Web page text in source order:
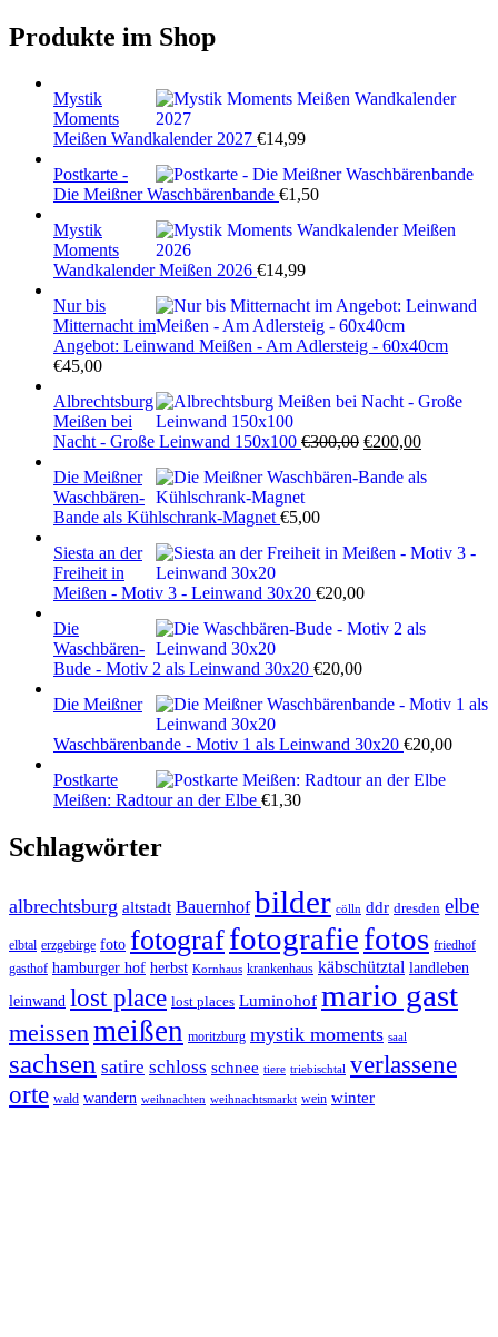
Produkte im Shop
Mystik
Moments
Meißen Wandkalender 2027 €14,99
Postkarte -
Die Meißner Waschbärenbande €1,50
Mystik
Moments
Wandkalender Meißen 2026 €14,99
Nur bis
Mitternacht im
Angebot: Leinwand Meißen - Am Adlersteig - 60x40cm
€45,00
Albrechtsburg
Meißen bei
Nacht - Große Leinwand 150x100 €300,00 Ursprünglicher
war:
€200,00Aktueller
ist:
Die Meißner
Waschbären-
Bande als Kühlschrank-Magnet €5,00
Siesta an der
Freiheit in
Meißen - Motiv 3 - Leinwand 30x20 €20,00
Die
Waschbären-
Bude - Motiv 2 als Leinwand 30x20 €20,00
Die Meißner
Waschbärenbande - Motiv 1 als Leinwand 30x20 €20,00
Postkarte
Meißen: Radtour an der Elbe €1,30
Schlagwörter
albrechtsburg altstadt Bauernhof bilder cölln ddr dresden elbe
elbtal erzgebirge foto fotograffotografiefotos friedhof
gasthof hamburger hof herbst Kornhaus krankenhaus käbschütztal landleben
leinwand lost place lost places Luminohof mario gast
meissenmeißen moritzburg mystik moments saal
sachsen satire schloss schnee tiere triebischtal verlassene
orte wald wandern weihnachten weihnachtsmarkt wein winter